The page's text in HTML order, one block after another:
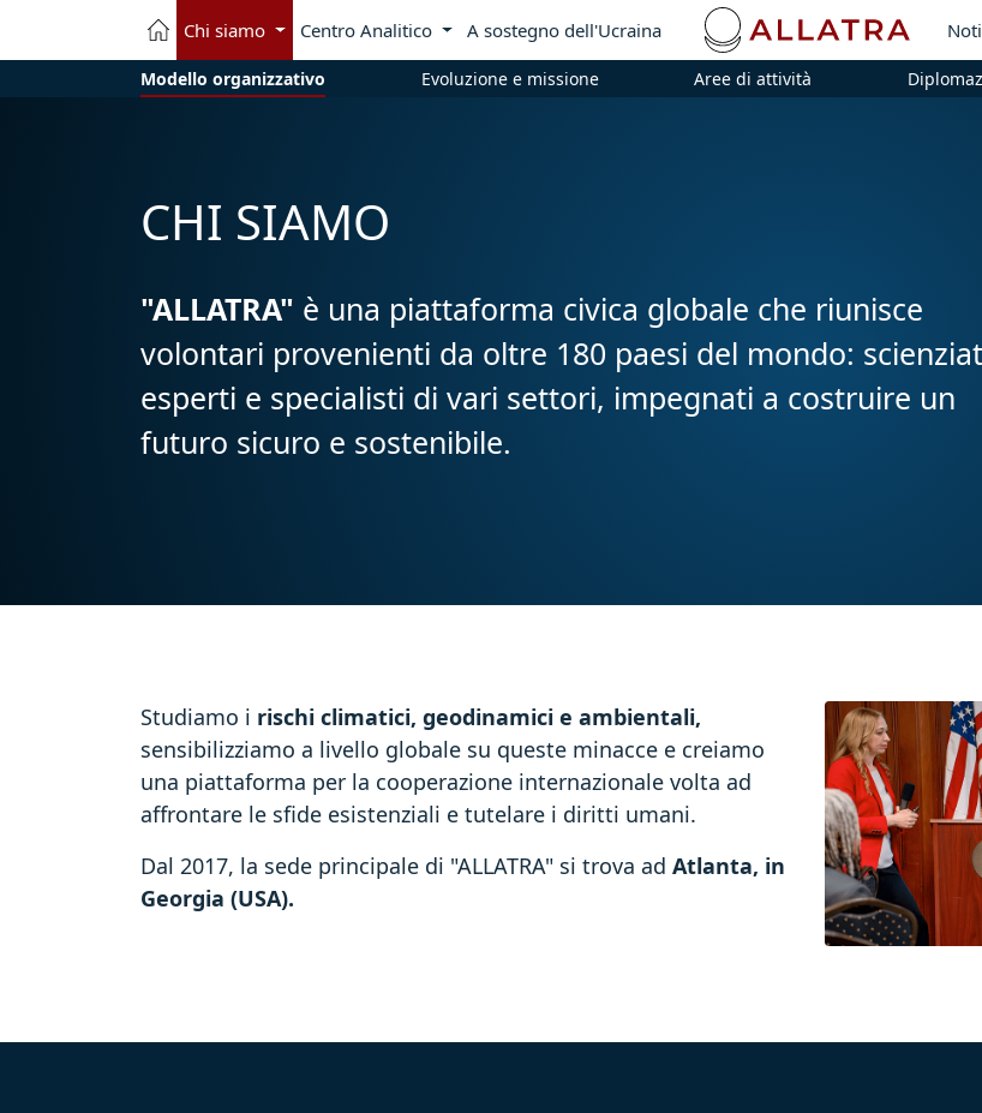
Chi siamo Centro Analitico A sostegno dell'Ucraina
Modello organizzativo Evoluzione e missione Aree di attività
CHI SIAMO
"ALLATRA" è una piattaforma civica globale che riunisce
volontari provenienti da oltre 180 paesi del mondo:
esperti e specialisti di vari settori, impegnati a costruire un
futuro sicuro e sostenibile.
Studiamo i rischi climatici, geodinamici e ambientali,
sensibilizziamo a livello globale su queste minacce e creiamo
una piattaforma per la cooperazione internazionale volta ad
affrontare le sfide esistenziali e tutelare i diritti umani.
Dal 2017, la sede principale di "ALLATRA" si trova ad Atlanta, in
Georgia (USA).